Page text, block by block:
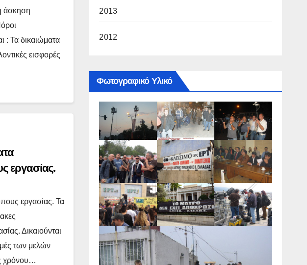
άσκηση
: Τα δικαιώματα
εισφορές
εργασίας.
εργασίας. Τα
Δικαιούνται
των μελών
χρόνου…
2013
2012
Φωτογραφικό Υλικό